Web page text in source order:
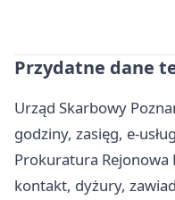
Przydatne dane
Urząd Skarbowy
godziny, zasięg, e-
Prokuratura Rejonowa
kontakt, dyżury,